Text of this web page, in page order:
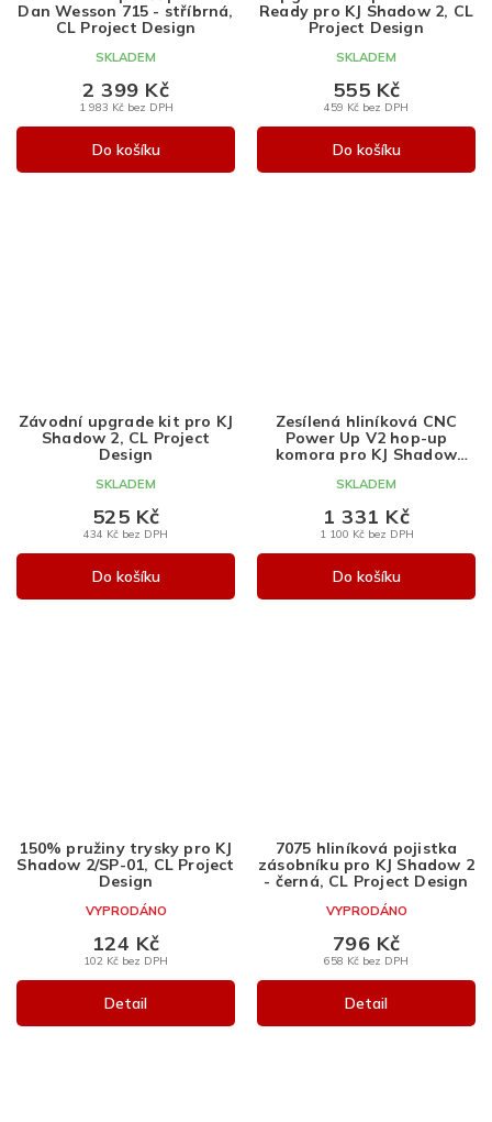
R
Dan Wesson 715 - stříbrná,
CL Project Design
SKLADEM
1 983 Kč bez DPH
2 399 Kč
Do košíku
Ready pro KJ Shadow 2, CL
Project Design
SKLADEM
459 Kč bez DPH
555 Kč
Do košíku
Závodní upgrade kit pro KJ
Shadow 2, CL Project
Design
SKLADEM
434 Kč bez DPH
525 Kč
Do košíku
Zesílená hliníková CNC
Power Up V2 hop-up
komora pro KJ Shadow
Design
SKLADEM
1 100 Kč bez DPH
1 331 Kč
Do košíku
150% pružiny trysky pro KJ
Shadow 2/SP-01, CL Project
Design
VYPRODÁNO
102 Kč bez DPH
124 Kč
Detail
7075 hliníková pojistka
zásobníku pro KJ Shadow 2
- černá, CL Project Design
VYPRODÁNO
658 Kč bez DPH
796 Kč
Detail